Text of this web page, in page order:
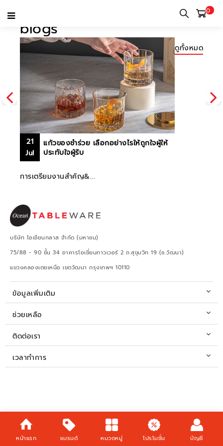
0
หน้าแรก แบรนด์ หมวดหมู่ โปรโมชั่น บัญชี
blogs
ดูทั้งหมด
21
Jul
แก้วของชำร่วย เลือกอย่างไรให้ถูกใจผู้ให้
ประทับใจผู้รับ
การเตรียมงานสำคัญ&...
บริษัท โอเชียนกลาส จำกัด (มหาชน)
75/88 - 90 ชั้น 34 อาคารโอเชี่ยนทาวเวอร์ 2 ถ.สุขุมวิท 19 (ซ.วัฒนา)
แขวงคลองเตยเหนือ เขตวัฒนา กรุงเทพฯ 10110
ข้อมูลเพิ่มเติม
ช่วยเหลือ
ติดต่อเรา
เวลาทำการ